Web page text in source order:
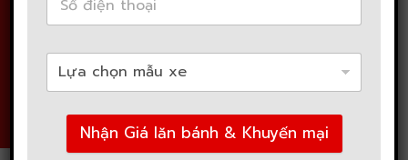
Nhận Giá lăn bánh & Khuyến mại